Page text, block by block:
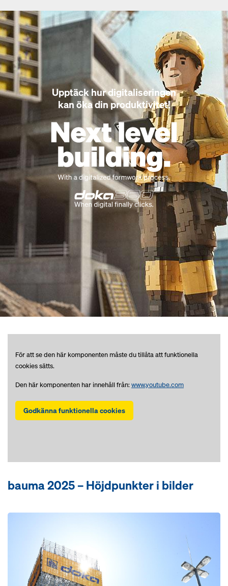
Upptäck hur digitaliseringen
kan öka din produktivitet!
För att se den här komponenten måste du tillåta att funktionella
cookies sätts.
Den här komponenten har innehåll från:www.youtube.com
Godkänna funktionella cookies
bauma 2025 – Höjdpunkter i bilder
Open